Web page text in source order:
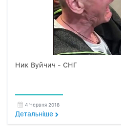
Ник Вуйчич - СНГ
4 Червня 2018
Детальнiше